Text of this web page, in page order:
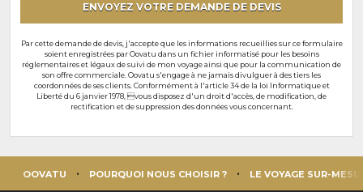
ENVOYEZ VOTRE DEMANDE DE DEVIS
Par cette demande de devis, j'accepte que les informations recueillies sur ce formulaire
soient enregistrées par Oovatu dans un fichier informatisé pour les besoins
réglementaires et légaux de suivi de mon voyage ainsi que pour la communication de
son offre commerciale. Oovatu s'engage à ne jamais divulguer à des tiers les
coordonnées de ses clients. Conformément à l'article 34 de la loi Informatique et
Liberté du 6 janvier 1978, vous disposez d'un droit d'accès, de modification, de
rectification et de suppression des données vous concernant.
OOVATU POURQUOI NOUS CHOISIR ? LE VOYAGE SUR-